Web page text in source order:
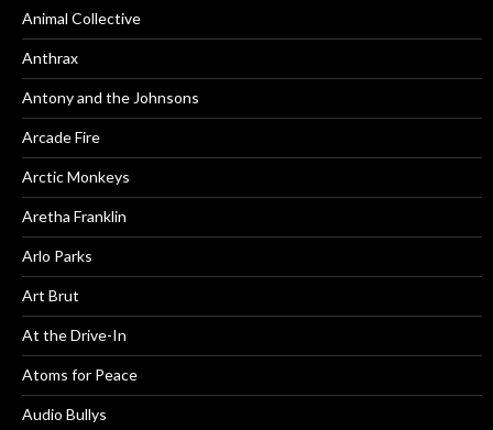
Animal Collective
Anthrax
Antony and the Johnsons
Arcade Fire
Arctic Monkeys
Aretha Franklin
Arlo Parks
Art Brut
At the Drive-In
Atoms for Peace
Audio Bullys